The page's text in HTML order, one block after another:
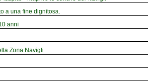
a una fine dignitosa.
anni
Zona Navigli